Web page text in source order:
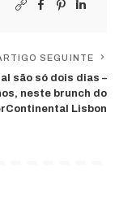
SEGUINTE
são só dois dias –
neste brunch do
Lisbon